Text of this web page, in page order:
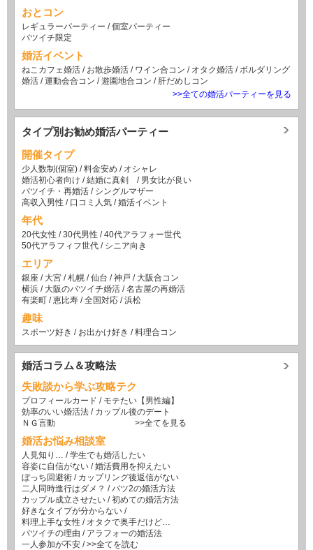
おとコン
レギュラーパーティー /個室パーティー
バツイチ限定
婚活イベント
ねこカフェ婚活 / お散歩婚活 / ワイン合コン / オタク婚活 /ボルダリング
婚活 /運動会合コン /遊園地合コン / 肝だめしコン
>>全ての婚活パーティーを見る
タイプ別お勧め婚活パーティー
開催タイプ
少人数制(個室) /料金安め / オシャレ
婚活初心者向け /結婚に真剣 / 男女比が良い
バツイチ・再婚活 / シングルマザー
高収入男性 / 口コミ人気 /婚活イベント
年代
20代女性 /30代男性 /40代アラフォー世代
50代アラフィフ世代 / シニア向き
エリア
銀座 / 大宮 /札幌 /仙台 /神戸 / 大阪合コン
横浜 / 大阪のバツイチ婚活 /名古屋の再婚活
有楽町 /恵比寿 /全国対応 /浜松
趣味
スポーツ好き / お出かけ好き /料理合コン
婚活コラム＆攻略法
失敗談から学ぶ攻略テク
プロフィールカード / モテたい【男性編】
効率のいい婚活法 / カップル後のデート
ＮＧ言動
>>全てを見る
婚活お悩み相談室
人見知り… /学生でも婚活したい
容姿に自信がない /婚活費用を抑えたい
ぼっち回避術 / カップリング後返信がない
二人同時進行はダメ？ /バツ2の婚活方法
カップル成立させたい /初めての婚活方法
好きなタイプが分からない /
料理上手な女性 / オタクで奥手だけど…
バツイチの理由 / アラフォーの婚活法
一人参加が不安 />>全てを読む